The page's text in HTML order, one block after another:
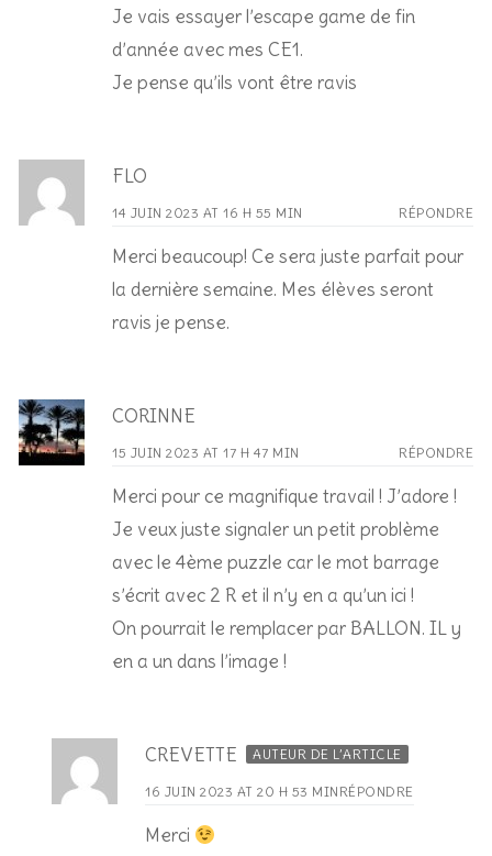
Je vais essayer l’escape game de fin
d’année avec mes CE1.
Je pense qu’ils vont être ravis
FLO
14 JUIN 2023 AT 16 H 55 MIN RÉPONDRE
Merci beaucoup! Ce sera juste parfait pour
la dernière semaine. Mes élèves seront
ravis je pense.
CORINNE
15 JUIN 2023 AT 17 H 47 MIN RÉPONDRE
Merci pour ce magnifique travail ! J’adore !
Je veux juste signaler un petit problème
avec le 4ème puzzle car le mot barrage
s’écrit avec 2 R et il n’y en a qu’un ici !
On pourrait le remplacer par BALLON. IL y
en a un dans l’image !
CREVETTE AUTEUR DE L’ARTICLE
16 JUIN 2023 AT 20 H 53 MINRÉPONDRE
Merci